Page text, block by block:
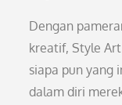
Dengan
kreatif, Style
siapa pun yang
dalam diri